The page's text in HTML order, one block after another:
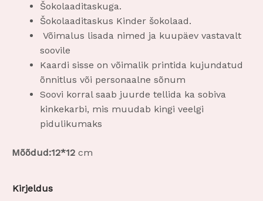
Šokolaaditaskuga.
Šokolaaditaskus Kinder šokolaad.
Võimalus lisada nimed ja kuupäev vastavalt
soovile
Kaardi sisse on võimalik printida kujundatud
õnnitlus või personaalne sõnum
Soovi korral saab juurde tellida ka sobiva
kinkekarbi, mis muudab kingi veelgi
pidulikumaks
Mõõdud:12*12 cm
Kirjeldus